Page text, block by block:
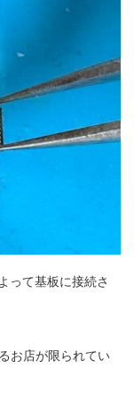
って基板に接続さ
お店が限られてい